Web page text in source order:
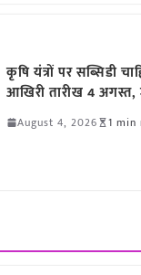
कृषि यंत्रों पर सब्सिडी
आखिरी तारीख 4
August 4, 2026 1 min